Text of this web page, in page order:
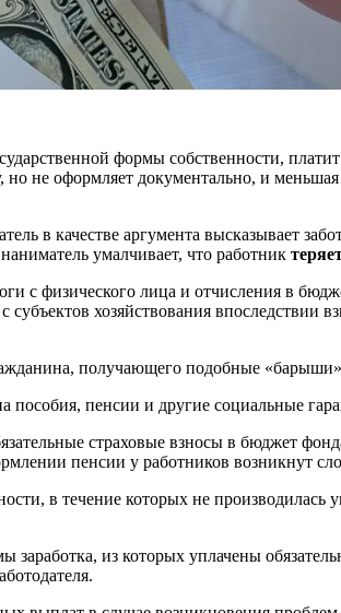
формы собственности,
не оформляет документально, и
в качестве аргумента высказывает
умалчивает, что работник
с физического лица и отчисления в
хозяйствования
получающего подобные
пособия, пенсии и другие социальные
страховые взносы в бюджет
пенсии у работников возникнут
в течение которых не производилась
из которых уплачены